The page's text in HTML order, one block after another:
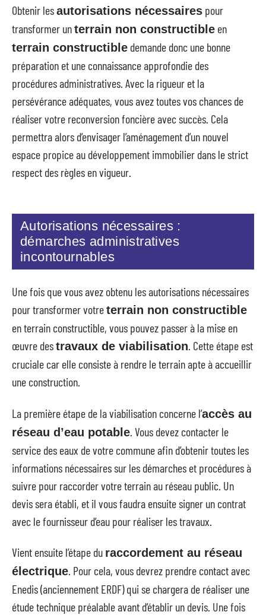
Obtenir lesautorisations nécessaires pour
transformer unterrain non constructible en
terrain constructible demande donc une bonne
préparation et une connaissance approfondie des
procédures administratives. Avec la rigueur et la
persévérance adéquates, vous avez toutes vos chances de
réaliser votre reconversion foncière avec succès. Cela
permettra alors d’envisager l’aménagement d’un nouvel
espace propice au développement immobilier dans le strict
respect des règles en vigueur.
Autorisations nécessaires :
démarches administratives
incontournables
Une fois que vous avez obtenu les autorisations nécessaires
pour transformer votreterrain non constructible
en terrain constructible, vous pouvez passer à la mise en
œuvre destravaux de viabilisation. Cette étape est
cruciale car elle consiste à rendre le terrain apte à accueillir
une construction.
La première étape de la viabilisation concerne l’accès au
réseau d’eau potable . Vous devez contacter le
service des eaux de votre commune afin d’obtenir toutes les
informations nécessaires sur les démarches et procédures à
suivre pour raccorder votre terrain au réseau public. Un
devis sera établi, et il vous faudra ensuite signer un contrat
avec le fournisseur d’eau pour réaliser les travaux.
Vient ensuite l’étape du raccordement au réseau
électrique. Pour cela, vous devrez prendre contact avec
Enedis (anciennement ERDF) qui se chargera de réaliser une
étude technique préalable avant d’établir un devis. Une fois